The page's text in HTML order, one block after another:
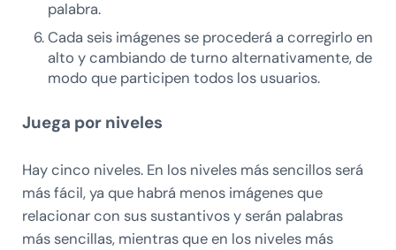
palabra.
Cada seis imágenes se procederá a corregirlo en
alto y cambiando de turno alternativamente, de
modo que participen todos los usuarios.
Juega por niveles
Hay cinco niveles. En los niveles más sencillos será
más fácil, ya que habrá menos imágenes que
relacionar con sus sustantivos y serán palabras
más sencillas, mientras que en los niveles más